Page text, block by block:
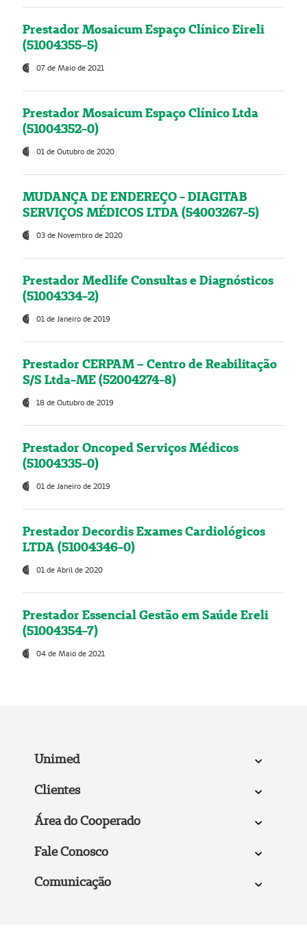
Prestador Mosaicum Espaço Clínico Eireli
(51004355-5)
07 de Maio de 2021
Prestador Mosaicum Espaço Clínico Ltda
(51004352-0)
01 de Outubro de 2020
MUDANÇA DE ENDEREÇO - DIAGITAB
SERVIÇOS MÉDICOS LTDA (54003267-5)
03 de Novembro de 2020
Prestador Medlife Consultas e Diagnósticos
(51004334-2)
01 de Janeiro de 2019
Prestador CERPAM – Centro de Reabilitação
S/S Ltda-ME (52004274-8)
18 de Outubro de 2019
Prestador Oncoped Serviços Médicos
(51004335-0)
01 de Janeiro de 2019
Prestador Decordis Exames Cardiológicos
LTDA (51004346-0)
01 de Abril de 2020
Prestador Essencial Gestão em Saúde Ereli
(51004354-7)
04 de Maio de 2021
Unimed
Clientes
Área do Cooperado
Fale Conosco
Comunicação